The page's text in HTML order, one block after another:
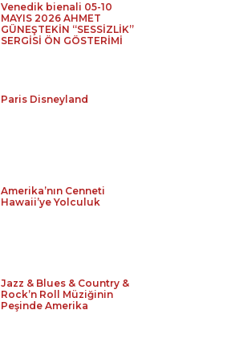
Venedik bienali 05-10
MAYIS 2026 AHMET
GÜNEŞTEKİN “SESSİZLİK”
SERGİSİ ÖN GÖSTERİMİ
Paris Disneyland
Amerika’nın Cenneti
Hawaii’ye Yolculuk
Jazz & Blues & Country &
Rock’n Roll Müziğinin
Peşinde Amerika